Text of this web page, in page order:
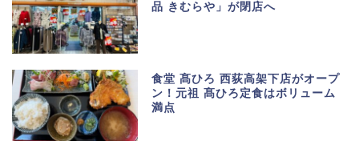
品 きむらや」が閉店へ
食堂 髙ひろ 西荻高架下店がオープ
ン！元祖 髙ひろ定食はボリューム
満点